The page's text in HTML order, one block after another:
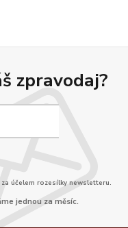
zpravodaj?
za účelem rozesílky newsletteru.
jednou za měsíc.